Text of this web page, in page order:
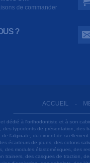
de commander
?
ACCUEIL -
dédié à l'orthodontiste et à son
des typodonts de présentation, des
l'alginate, du ciment de
écarteurs de joues, des cotons
des modules élastomériques, des
trainers, des casques de traction,